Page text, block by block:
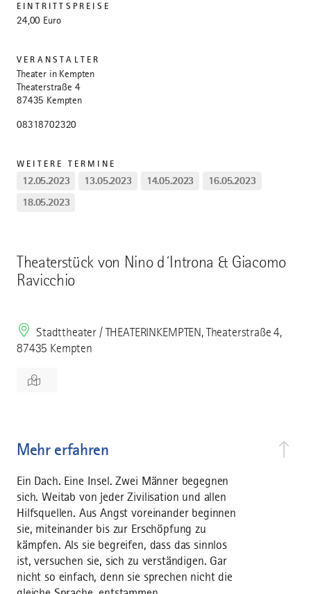
Theaterstück von Nino d´Introna & Giacomo
Ravicchio
Stadttheater / THEATERINKEMPTEN, Theaterstraße 4,
87435 Kempten
Mehr erfahren
Ein Dach. Eine Insel. Zwei Männer begegnen
sich. Weitab von jeder Zivilisation und allen
Hilfsquellen. Aus Angst voreinander beginnen
sie, miteinander bis zur Erschöpfung zu
kämpfen. Als sie begreifen, dass das sinnlos
ist, versuchen sie, sich zu verständigen. Gar
nicht so einfach, denn sie sprechen nicht die
EINTRITTSPREISE
24,00 Euro
VERANSTALTER
Theater in Kempten
Theaterstraße 4
87435 Kempten
08318702320
WEITERE TERMINE
12.05.2023 13.05.2023 14.05.2023
16.05.2023
18.05.2023